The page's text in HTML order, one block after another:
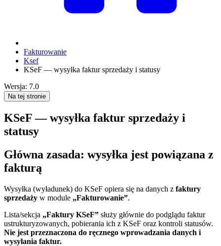
Fakturowanie
Ksef
KSeF — wysyłka faktur sprzedaży i statusy
Wersja: 7.0
Na tej stronie
KSeF — wysyłka faktur sprzedaży i
statusy
Główna zasada: wysyłka jest powiązana z
fakturą
Wysyłka (wyładunek) do KSeF opiera się na danych z faktury
sprzedaży w module „Fakturowanie”.
Lista/sekcja „Faktury KSeF” służy głównie do podglądu faktur
ustrukturyzowanych, pobierania ich z KSeF oraz kontroli statusów.
Nie jest przeznaczona do ręcznego wprowadzania danych i
wysyłania faktur.